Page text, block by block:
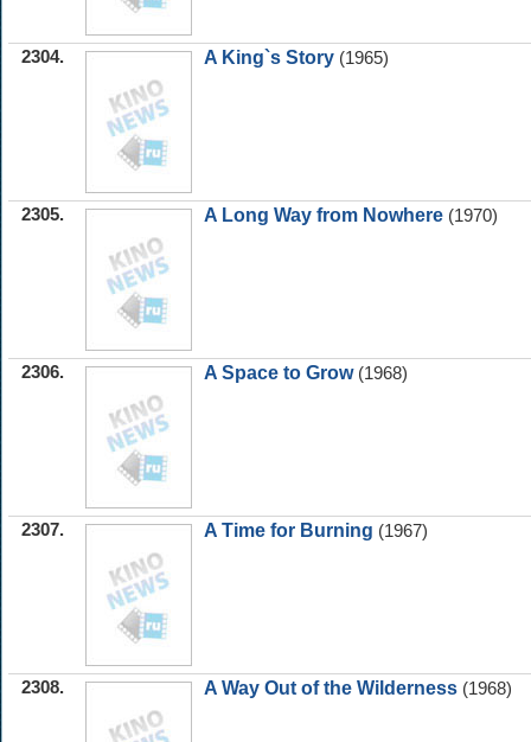
2304. A King`s Story (1965)
2305. A Long Way from Nowhere (1970)
2306. A Space to Grow(1968)
2307. A Time for Burning (1967)
2308. A Way Out of the Wilderness (1968)